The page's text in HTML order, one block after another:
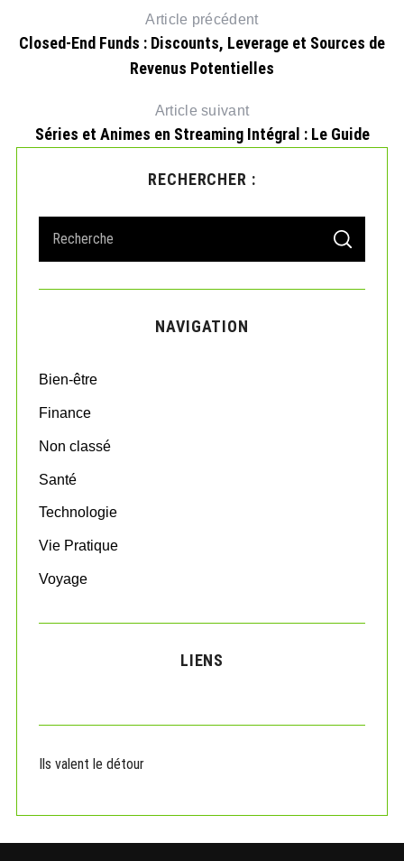
Article précédent
Closed-End Funds : Discounts, Leverage et Sources de
Revenus Potentielles
Article suivant
Séries et Animes en Streaming Intégral : Le Guide
RECHERCHER :
a
r
o
:
S
A
C
NAVIGATION
Bien-être
Finance
Non classé
Santé
Technologie
Vie Pratique
Voyage
LIENS
Ils valent le détour